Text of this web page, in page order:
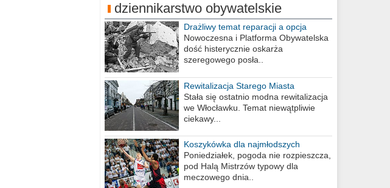
dziennikarstwo obywatelskie
Drażliwy temat reparacji a opcja
berlińska
Nowoczesna i Platforma Obywatelska
dość histerycznie oskarża
szeregowego posła..
Rewitalizacja Starego Miasta
Stała się ostatnio modna rewitalizacja
we Włocławku. Temat niewątpliwie
ciekawy...
Koszykówka dla najmłodszych
Poniedziałek, pogoda nie rozpieszcza,
pod Halą Mistrzów typowy dla
meczowego dnia..